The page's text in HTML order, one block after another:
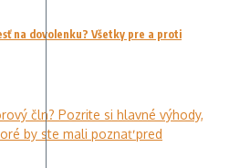
na dovolenku? Všetky pre a proti